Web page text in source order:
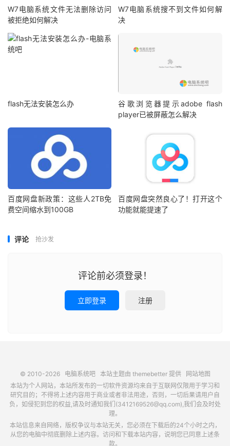
W7电脑系统文件无法删除访问
被拒绝如何解决
W7电脑系统搜不到文件如何解
决
flash无法安装怎么办
谷歌浏览器提示adobe flash
player已被屏蔽怎么解决
百度网盘新政策：这些人2TB免
费空间缩水到100GB
百度网盘突然良心了！打开这个
功能就能提速了
评论 抢沙发
评论前必须登录！
立即登录 注册
© 2010-2026 电脑系统吧本站主题由 themebetter提供
网站地图
本站为个人网站，本站所发布的一切软件资源均来自于互联网仅限用于学习和
研究目的；不得将上述内容用于商业或者非法用途，否则，一切后果请用户自
负，如侵犯到您的权益,请及时通知我们(3412169526@qq.com),我们会及时处
理。
本站信息来自网络，版权争议与本站无关，您必须在下载后的24个小时之内，
从您的电脑中彻底删除上述内容。访问和下载本站内容，说明您已同意上述条
款。